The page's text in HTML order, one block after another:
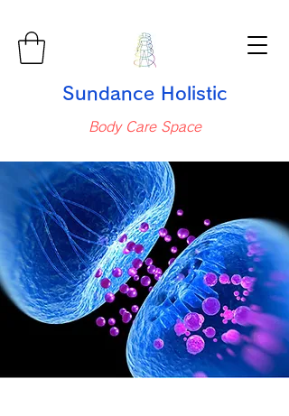
Sundance Holistic
Body Care Space